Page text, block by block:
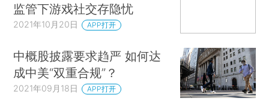
监管下游戏社交存隐忧
2021年10月20日 APP打开
中概股披露要求趋严 如何达
成中美“双重合规”？
2021年09月18日 APP打开